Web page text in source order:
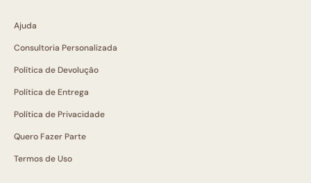
Ajuda
Consultoria Personalizada
Política de Devolução
Política de Entrega
Política de Privacidade
Quero Fazer Parte
Termos de Uso